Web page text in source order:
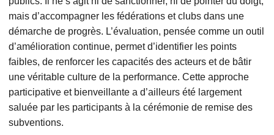
mais d’accompagner les fédérations et clubs dans une
démarche de progrès. L’évaluation, pensée comme un outil
d’amélioration continue, permet d’identifier les points
faibles, de renforcer les capacités des acteurs et de bâtir
une véritable culture de la performance. Cette approche
participative et bienveillante a d’ailleurs été largement
saluée par les participants à la cérémonie de remise des
subventions.